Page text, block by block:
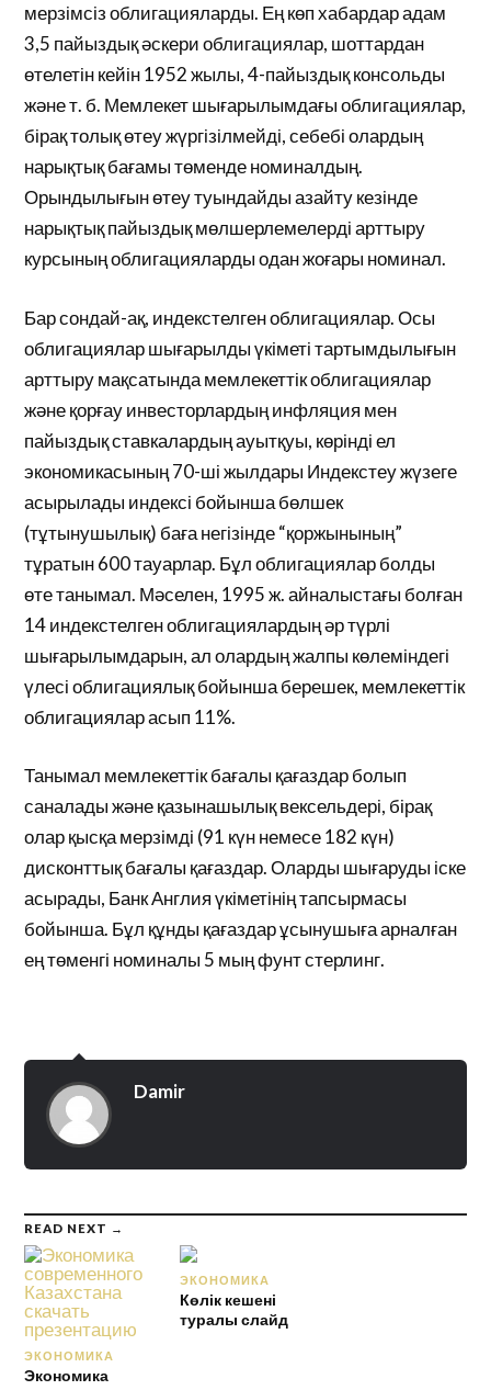
мерзімсіз облигацияларды. Ең көп хабардар адам
3,5 пайыздық әскери облигациялар, шоттардан
өтелетін кейін 1952 жылы, 4-пайыздық консольды
және т. б. Мемлекет шығарылымдағы облигациялар,
бірақ толық өтеу жүргізілмейді, себебі олардың
нарықтық бағамы төменде номиналдың.
Орындылығын өтеу туындайды азайту кезінде
нарықтық пайыздық мөлшерлемелерді арттыру
курсының облигацияларды одан жоғары номинал.
Бар сондай-ақ, индекстелген облигациялар. Осы
облигациялар шығарылды үкіметі тартымдылығын
арттыру мақсатында мемлекеттік облигациялар
және қорғау инвесторлардың инфляция мен
пайыздық ставкалардың ауытқуы, көрінді ел
экономикасының 70-ші жылдары Индекстеу жүзеге
асырылады индексі бойынша бөлшек
(тұтынушылық) баға негізінде “қоржынының”
тұратын 600 тауарлар. Бұл облигациялар болды
өте танымал. Мәселен, 1995 ж. айналыстағы болған
14 индекстелген облигациялардың әр түрлі
шығарылымдарын, ал олардың жалпы көлеміндегі
үлесі облигациялық бойынша берешек, мемлекеттік
облигациялар асып 11%.
Танымал мемлекеттік бағалы қағаздар болып
саналады және қазынашылық вексельдері, бірақ
олар қысқа мерзімді (91 күн немесе 182 күн)
дисконттық бағалы қағаздар. Оларды шығаруды іске
асырады, Банк Англия үкіметінің тапсырмасы
бойынша. Бұл құнды қағаздар ұсынушыға арналған
ең төменгі номиналы 5 мың фунт стерлинг.
Damir
READ NEXT →
ЭКОНОМИКА
Экономика
ЭКОНОМИКА
Көлік кешені
туралы слайд